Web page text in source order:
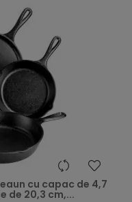
cu capac de 4,7
de 20,3 cm,...